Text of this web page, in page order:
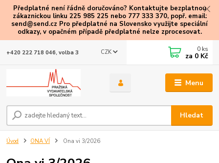
Předplatné není řádně doručováno? Kontaktujte bezplatnou
zákaznickou linku 225 985 225 nebo 777 333 370, popř. email:
send@send.cz Pro předplatné na Slovensko využijte speciální
odkazy, v opačném případě předplatné nelze zprocesovat.
Menu
CZK
Hledat
+420 222 718 046, volba 3 0 ks
za 0 Kč
Úvod ONA VÍ Ona vi 3/2026